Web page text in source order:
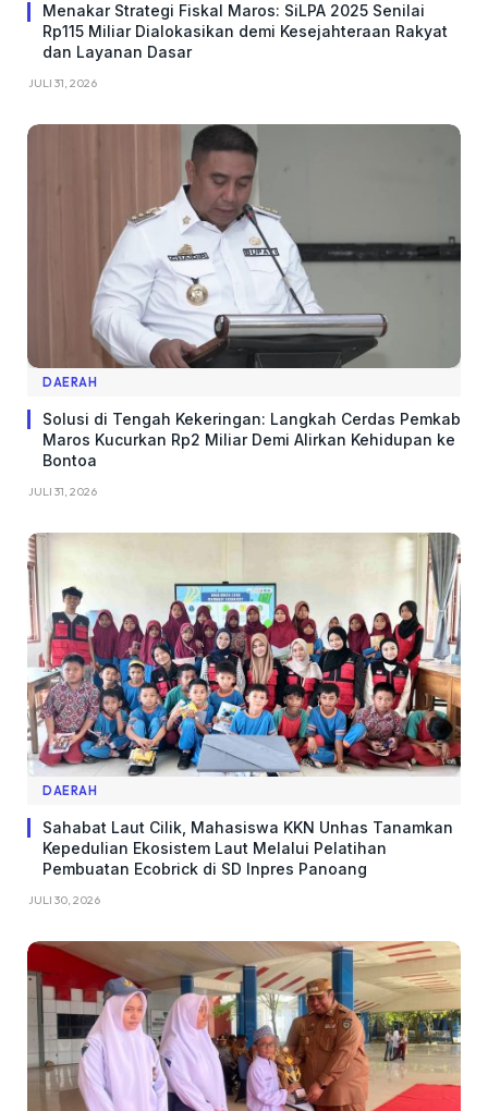
Menakar Strategi Fiskal Maros: SiLPA 2025 Senilai
Rp115 Miliar Dialokasikan demi Kesejahteraan Rakyat
dan Layanan Dasar
JULI 31, 2026
DAERAH
Solusi di Tengah Kekeringan: Langkah Cerdas Pemkab
Maros Kucurkan Rp2 Miliar Demi Alirkan Kehidupan ke
Bontoa
JULI 31, 2026
DAERAH
Sahabat Laut Cilik, Mahasiswa KKN Unhas Tanamkan
Kepedulian Ekosistem Laut Melalui Pelatihan
Pembuatan Ecobrick di SD Inpres Panoang
JULI 30, 2026